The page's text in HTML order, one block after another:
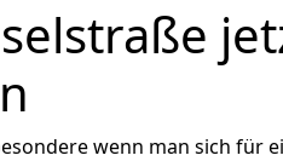
wenn man sich für